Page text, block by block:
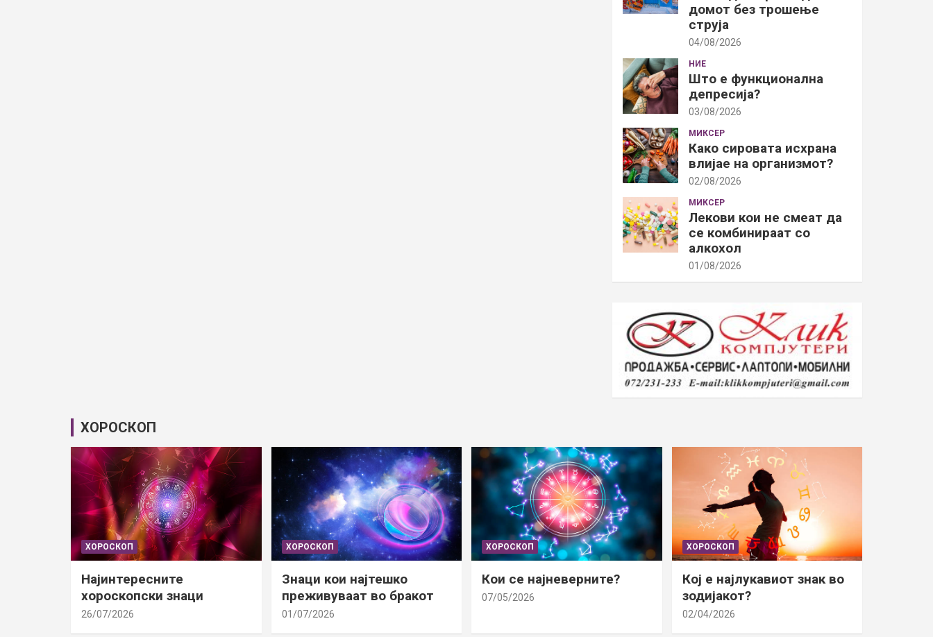
домот без трошење
струја
04/08/2026
НИЕ
Што е функционална
депресија?
03/08/2026
МИКСЕР
Како сировата исхрана
влијае на организмот?
02/08/2026
МИКСЕР
Лекови кои не смеат да
се комбинираат со
алкохол
01/08/2026
ХОРОСКОП
ХОРОСКОП
Најинтересните
хороскопски знаци
26/07/2026
ХОРОСКОП
Знаци кои најтешко
преживуваат во бракот
01/07/2026
ХОРОСКОП
Кои се најневерните?
07/05/2026
ХОРОСКОП
Кој е најлукавиот знак во
зодијакот?
02/04/2026